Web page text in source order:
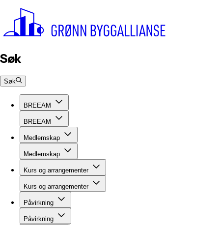
Søk
Søk
BREEAM
BREEAM
Medlemskap
Medlemskap
Kurs og arrangementer
Kurs og arrangementer
Påvirkning
Påvirkning